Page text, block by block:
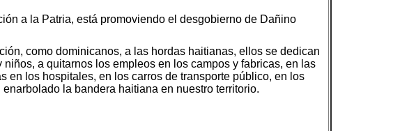
a la Patria, está promoviendo el desgobierno de Dañino
como dominicanos, a las hordas haitianas, ellos se dedican
a quitarnos los empleos en los campos y fabricas, en las
en los hospitales, en los carros de transporte público, en los
la bandera haitiana en nuestro territorio.